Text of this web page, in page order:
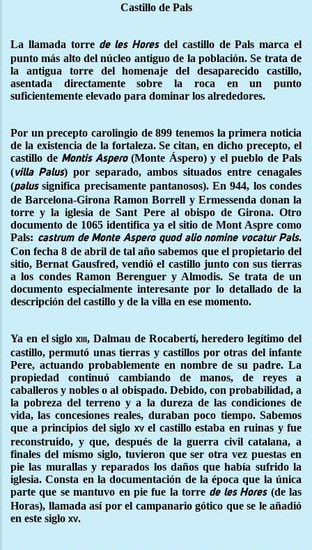
Castillo de Pals
La llamada torre de les Horesdel castillo de Pals marca el
punto más alto del núcleo antiguo de la población. Se trata de
la antigua torre del homenaje del desaparecido castillo,
asentada directamente sobre la roca en un punto
suficientemente elevado para dominar los alrededores.
Por un precepto carolingio de 899 tenemos la primera noticia
de la existencia de la fortaleza. Se citan, en dicho precepto, el
castillo de Montis Aspero(Monte Áspero) y el pueblo de Pals
(villa Palus) por separado, ambos situados entre cenagales
(palussignifica precisamente pantanosos). En 944, los condes
de Barcelona-Girona Ramon Borrell y Ermessenda donan la
torre y la iglesia de Sant Pere al obispo de Girona. Otro
documento de 1065 identifica ya el sitio de Mont Aspre como
Pals: castrum de Monte Aspero quod alio nomine vocatur Pals.
Con fecha 8 de abril de tal año sabemos que el propietario del
sitio, Bernat Gausfred, vendió el castillo junto con sus tierras
a los condes Ramon Berenguer y Almodis. Se trata de un
documento especialmente interesante por lo detallado de la
descripción del castillo y de la villa en ese momento.
Ya en el sigloxiii, Dalmau de Rocabertí, heredero legítimo del
castillo, permutó unas tierras y castillos por otras del infante
Pere, actuando probablemente en nombre de su padre. La
propiedad continuó cambiando de manos, de reyes a
caballeros y nobles o al obispado. Debido, con probabilidad, a
la pobreza del terreno y a la dureza de las condiciones de
vida, las concesiones reales, duraban poco tiempo. Sabemos
que a principios del siglo xvel castillo estaba en ruinas y fue
reconstruido, y que, después de la guerra civil catalana, a
finales del mismo siglo, tuvieron que ser otra vez puestas en
pie las murallas y reparados los daños que había sufrido la
iglesia. Consta en la documentación de la época que la única
parte que se mantuvo en pie fue la torre de les Hores(de las
Horas), llamada así por el campanario gótico que se le añadió
en este siglo xv.